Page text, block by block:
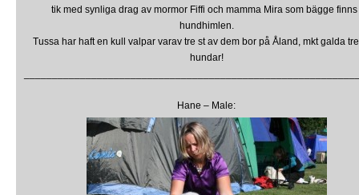
tik med synliga drag av mormor Fiffi och mamma Mira som bägge finns
hundhimlen.
Tussa har haft en kull valpar varav tre st av dem bor på Åland, mkt galda
hundar!
Hane – Male: